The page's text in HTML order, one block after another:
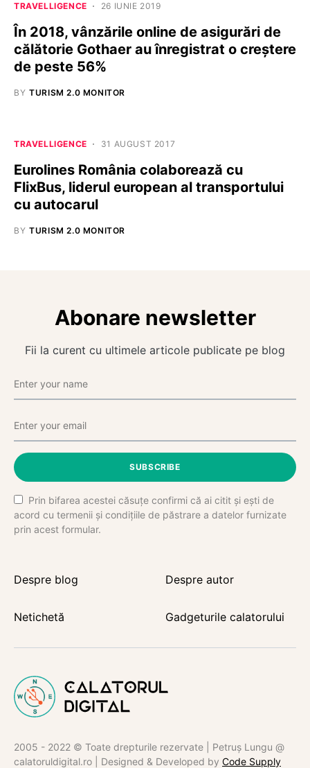
TRAVELLIGENCE 26 IUNIE 2019
În 2018, vânzările online de asigurări de
călătorie Gothaer au înregistrat o creștere
de peste 56%
BY TURISM 2.0 MONITOR
TRAVELLIGENCE 31 AUGUST 2017
Eurolines România colaborează cu
FlixBus, liderul european al transportului
cu autocarul
BY TURISM 2.0 MONITOR
Abonare newsletter
Fii la curent cu ultimele articole publicate pe blog
SUBSCRIBE
Prin bifarea acestei căsuțe confirmi că ai citit și ești de
acord cu termenii și condițiile de păstrare a datelor furnizate
prin acest formular.
Despre blog Despre autor
Netichetă Gadgeturile calatorului
2005 - 2022 © Toate drepturile rezervate | Petruș Lungu @
calatoruldigital.ro | Designed & Developed by Code Supply